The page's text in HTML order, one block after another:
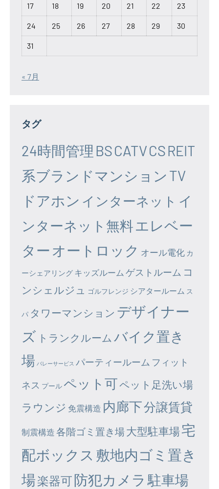
17 18 19 20 21 22 23
24 25 26 27 28 29 30
31
« 7月
タグ
24時間管理 BSCATVCSREIT
系ブランドマンション TV
ドアホン インターネット イ
ンターネット無料エレベー
ター オートロック オール電化 カ
ーシェアリング キッズルーム ゲストルーム コ
ンシェルジュ
ゴルフレンジ シアタールーム ス
パ タワーマンション デザイナー
ズ トランクルーム バイク置き
場 バレーサービス パーティールーム フィット
ネス プール ペット可ペット足洗い場
ラウンジ 免震構造 内廊下分譲賃貸
制震構造 各階ゴミ置き場大型駐車場宅
配ボックス 敷地内ゴミ置き
場楽器可防犯カメラ 駐車場